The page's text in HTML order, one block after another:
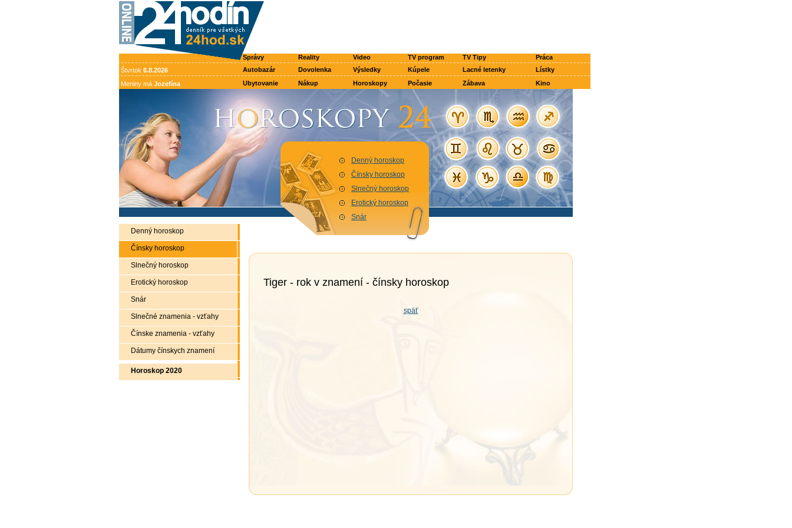
Správy Reality Video TV program TV Tipy
Práca
Štvrtok 6.8.2026 Autobazár Dovolenka Výsledky Kúpele Lacné letenky
Lístky
Meniny má Jozefína Ubytovanie Nákup Horoskopy Počasie Zábava Kino
Denný horoskop
Čínsky horoskop
Slnečný horoskop
Erotický horoskop
Snár
Denný horoskop
Čínsky horoskop
Slnečný horoskop
Erotický horoskop
Snár
Slnečné znamenia - vzťahy
Čínske znamenia - vzťahy
Dátumy čínskych znamení
Horoskop 2020
Tiger - rok v znamení - čínsky horoskop
späť